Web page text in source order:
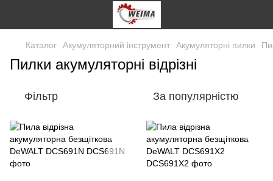
Каталог Акумуляторний інструмент Акумуляторні пилки
Пилки акумуляторні відрізні
Фільтр За популярністю